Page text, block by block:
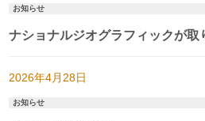
お知らせ
ナショナルジオグラフィックが
2026年4月28日
お知らせ